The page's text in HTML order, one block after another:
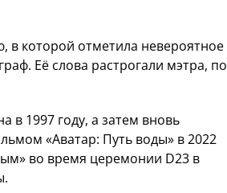
в которой отметила невероятное
Её слова растрогали мэтра, по
в 1997 году, а затем вновь
«Аватар: Путь воды» в 2022
во время церемонии D23 в